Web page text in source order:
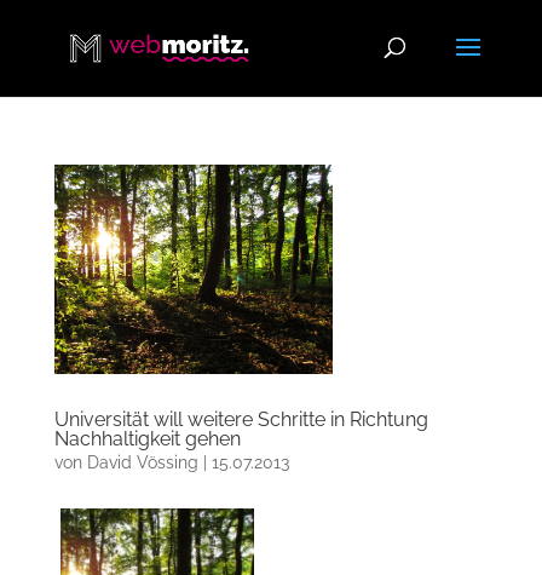
Universität will weitere Schritte in Richtung
Nachhaltigkeit gehen
von David Vössing 15.07.2013